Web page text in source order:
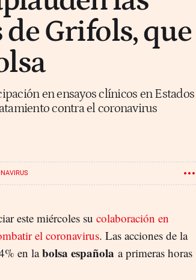
Grifols, que
en ensayos clínicos en Estados
contra el coronavirus
este miércoles su colaboración en
el coronavirus. Las acciones de la
en labolsa española a primeras horas